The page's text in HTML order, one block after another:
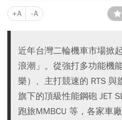
+A -A
近年台灣二輪機車市場掀
浪潮」。從強打多功能機
樂）、主打競速的 RTS 與
旗下的頂級性能鋼砲 JET
跑旅MMBCU 等，各家車